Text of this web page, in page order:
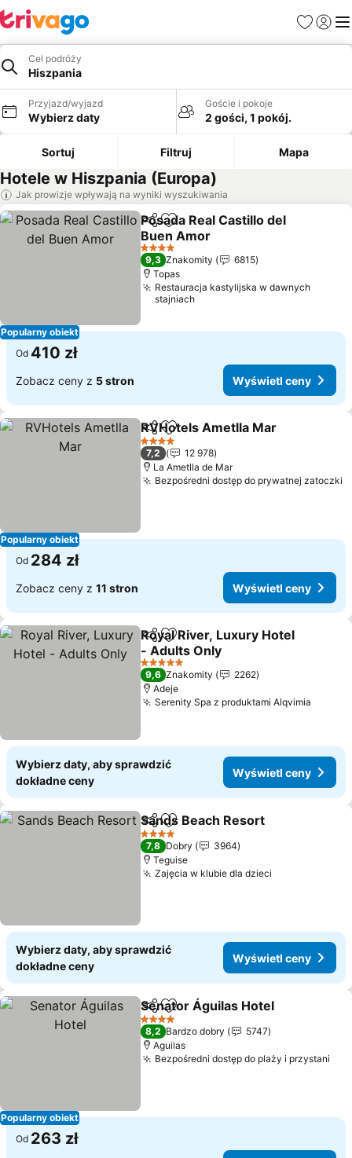
Ulubione
Cel podróży
Hiszpania
Przyjazd/wyjazd
Wybierz daty
Goście i pokoje
2 gości, 1 pokój.
Sortuj Filtruj Mapa
Hotele w Hiszpania (Europa)
Jak prowizje wpływają na wyniki wyszukiwania
Popularny obiekt
Udostępnij
Dodaj do ulubionych
Posada Real Castillo del
Buen Amor
4 Kategoria
9,3 Znakomity
6815
Topas
Restauracja kastylijska w dawnych
stajniach
Od 410 zł
Zobacz ceny z 5 stron Wyświetl ceny
Popularny obiekt
Udostępnij
Dodaj do ulubionych
RVHotels Ametlla Mar
4 Kategoria
7,2
12 978
La Ametlla de Mar
Bezpośredni dostęp do prywatnej zatoczki
Od 284 zł
Zobacz ceny z 11 stron Wyświetl ceny
Udostępnij
Dodaj do ulubionych
Royal River, Luxury Hotel
- Adults Only
5 Kategoria
9,6 Znakomity
2262
Adeje
Serenity Spa z produktami Alqvimia
Wybierz daty, aby sprawdzić
dokładne ceny
Wyświetl ceny
Udostępnij
Dodaj do ulubionych
Sands Beach Resort
4 Kategoria
7,8 Dobry
3964
Teguise
Zajęcia w klubie dla dzieci
Wybierz daty, aby sprawdzić
dokładne ceny
Wyświetl ceny
Popularny obiekt
Udostępnij
Dodaj do ulubionych
Senator Águilas Hotel
4 Kategoria
8,2 Bardzo dobry
5747
Aguilas
Bezpośredni dostęp do plaży i przystani
Od 263 zł